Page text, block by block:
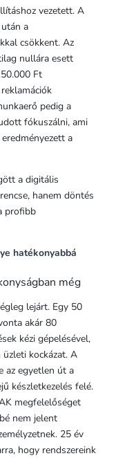
vezetett. A
a
csökkent. Az
nullára esett
Ft
pedig a
fókuszálni, ami
a
a digitális
hanem döntés
profibb
hatékonyabbá
még
lejárt. Egy 50
akár 80
kézi gépelésével,
kockázat. A
az egyetlen út a
készletkezelés felé.
megfelelőséget
nem jelent
25 év
hogy rendszereink